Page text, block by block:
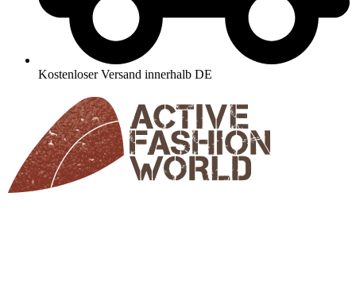
Kostenloser Versand innerhalb DE